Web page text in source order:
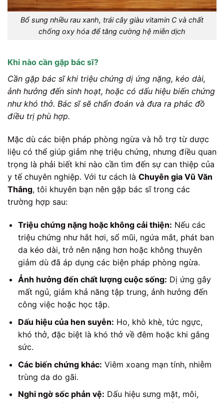
Bổ sung nhiều rau xanh, trái cây giàu vitamin C và chất
chống oxy hóa để tăng cường hệ miễn dịch
Khi nào cần gặp bác sĩ?
Cần gặp bác sĩ khi triệu chứng dị ứng nặng, kéo dài,
ảnh hưởng đến sinh hoạt, hoặc có dấu hiệu biến chứng
như khó thở. Bác sĩ sẽ chẩn đoán và đưa ra phác đồ
điều trị phù hợp.
Mặc dù các biện pháp phòng ngừa và hỗ trợ từ dược
liệu có thể giúp giảm nhẹ triệu chứng, nhưng điều quan
trọng là phải biết khi nào cần tìm đến sự can thiệp của
y tế chuyên nghiệp. Với tư cách là Chuyên gia Vũ Văn
Thắng, tôi khuyên bạn nên gặp bác sĩ trong các
trường hợp sau:
Triệu chứng nặng hoặc không cải thiện: Nếu các
triệu chứng như hắt hơi, sổ mũi, ngứa mắt, phát ban
da kéo dài, trở nên nặng hơn hoặc không thuyên
giảm dù đã áp dụng các biện pháp phòng ngừa.
Ảnh hưởng đến chất lượng cuộc sống: Dị ứng gây
mất ngủ, giảm khả năng tập trung, ảnh hưởng đến
công việc hoặc học tập.
Dấu hiệu của hen suyễn: Ho, khò khè, tức ngực,
khó thở, đặc biệt là khó thở về đêm hoặc khi gắng
sức.
Các biến chứng khác: Viêm xoang mạn tính, nhiễm
trùng da do gãi.
Nghi ngờ sốc phản vệ: Dấu hiệu sưng mặt, môi,